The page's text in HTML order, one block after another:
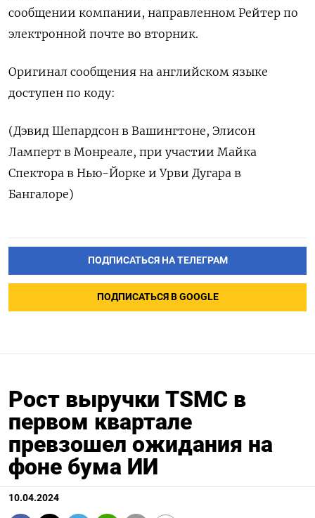
сообщении компании, направленном Рейтер по
электронной почте во вторник.
Оригинал сообщения на английском языке
доступен по коду:
(Дэвид Шепардсон в Вашингтоне, Элисон
Ламперт в Монреале, при участии Майка
Спектора в Нью-Йорке и Урви Дугара в
Бангалоре)
ПОДПИСАТЬСЯ НА ТЕЛЕГРАМ
ПОДПИСАТЬСЯ В GOOGLE
Рост выручки TSMC в
первом квартале
превзошел ожидания на
фоне бума ИИ
10.04.2024